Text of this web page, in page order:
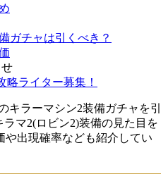
ガチャは引くべき？
略ライター募集！
キラーマシン2装備ガチャを引
マ2(ロビン2)装備の見た目を
出現確率なども紹介してい